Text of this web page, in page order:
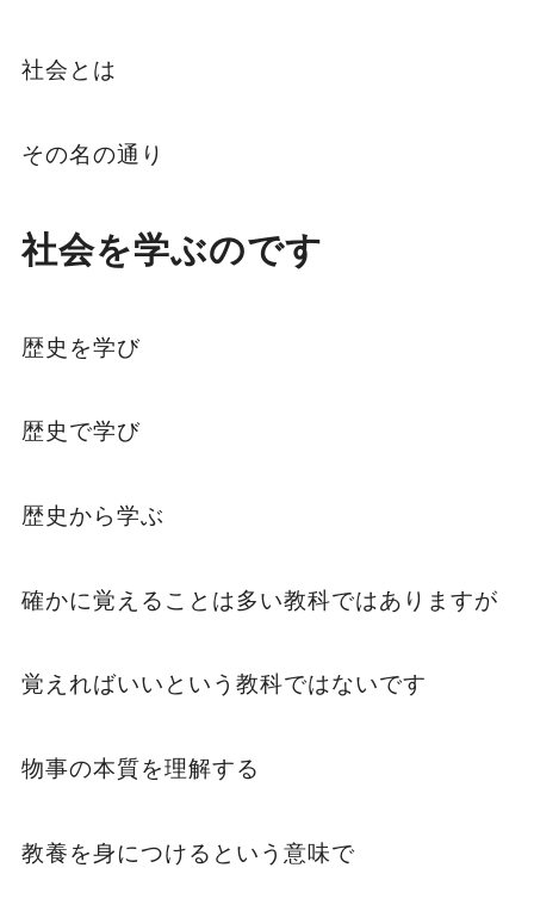
社会とは
その名の通り
社会を学ぶのです
歴史を学び
歴史で学び
歴史から学ぶ
確かに覚えることは多い教科ではありますが
覚えればいいという教科ではないです
物事の本質を理解する
教養を身につけるという意味で